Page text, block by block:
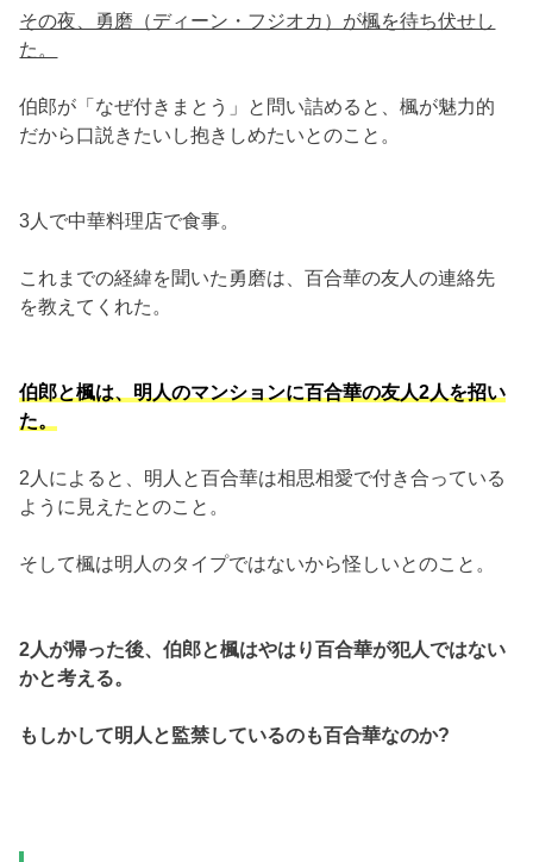
その夜、勇磨（ディーン・フジオカ）が楓を待ち伏せし
た。
伯郎が「なぜ付きまとう」と問い詰めると、楓が魅力的
だから口説きたいし抱きしめたいとのこと。
3人で中華料理店で食事。
これまでの経緯を聞いた勇磨は、百合華の友人の連絡先
を教えてくれた。
伯郎と楓は、明人のマンションに百合華の友人2人を招い
た。
2人によると、明人と百合華は相思相愛で付き合っている
ように見えたとのこと。
そして楓は明人のタイプではないから怪しいとのこと。
2人が帰った後、伯郎と楓はやはり百合華が犯人ではない
かと考える。
もしかして明人と監禁しているのも百合華なのか?